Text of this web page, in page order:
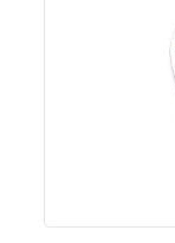
Unsere
Ostseeinsel
Geschenke für
Anhänger
Herzschild: ca.